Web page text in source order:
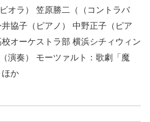
オラ） 笠原勝二（（コントラバ
協子（ピアノ） 中野正子（ピア
オーケストラ部 横浜シチィウィン
演奏） モーツァルト：歌劇「魔
ほか